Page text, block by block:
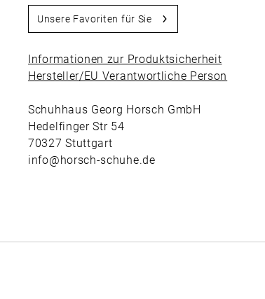
Unsere Favoriten für Sie
Informationen zur Produktsicherheit
Hersteller/EU Verantwortliche Person
Schuhhaus Georg Horsch GmbH
Hedelfinger Str 54
70327 Stuttgart
info@horsch-schuhe.de